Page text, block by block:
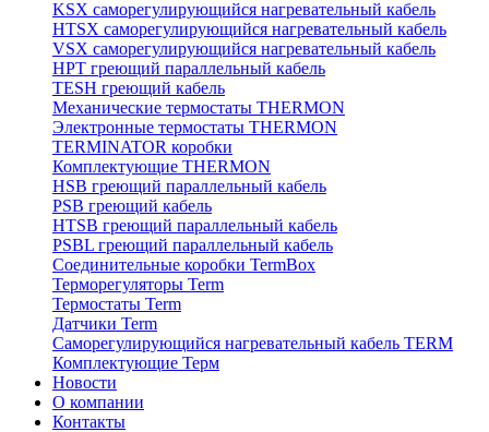
KSX саморегулирующийся нагревательный кабель
HTSX саморегулирующийся нагревательный кабель
VSX саморегулирующийся нагревательный кабель
НРТ греющий параллельный кабель
TESH греющий кабель
Механические термостаты THERMON
Электронные термостаты THERMON
TERMINATOR коробки
Комплектующие THERMON
HSB греющий параллельный кабель
PSB греющий кабель
HTSB греющий параллельный кабель
PSBL греющий параллельный кабель
Соединительные коробки TermBox
Терморегуляторы Term
Термостаты Term
Датчики Term
Саморегулирующийся нагревательный кабель TERM
Комплектующие Терм
Новости
О компании
Контакты